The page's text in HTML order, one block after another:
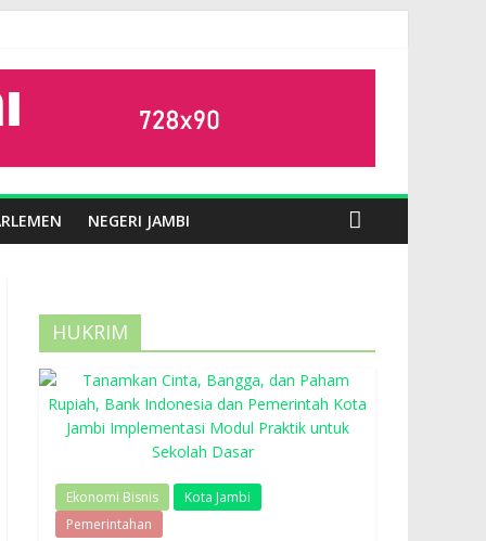
NEGERI JAMBI
HUKRIM
Ekonomi Bisnis
Kota Jambi
Pemerintahan